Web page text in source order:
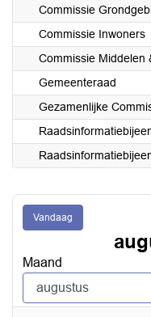
Commissie
Commissie Inwoners
Commissie Middelen
Gemeenteraad
Gezamenlijke
Vandaag
Maand